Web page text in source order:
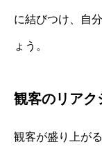
に結びつけ、自
ょう。
観客のリアク
観客が盛り上が